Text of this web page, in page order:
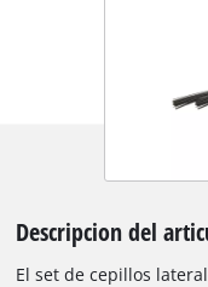
Descripcion del
El set de cepillos